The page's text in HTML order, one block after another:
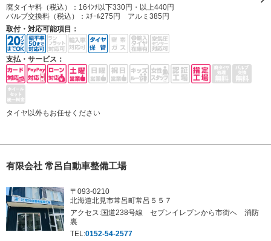
廃タイヤ料（税込）： 16ｲﾝﾁ以下330円・以上440円
バルブ交換料（税込）： ｽﾁｰﾙ275円 アルミ385円
取付・対応可能項目：
支払・サービス：
タイヤ以外もお任せください
有限会社 常呂自動車整備工場
〒093-0210
北海道北見市常呂町常呂５５７
アクセス:国道238号線 セブンイレブンから市街へ 消防
裏
TEL:0152-54-2577